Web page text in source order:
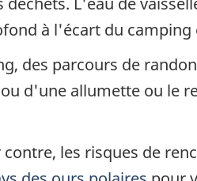
à l'écart du
des parcours de
d'une allumette ou le
les risques de